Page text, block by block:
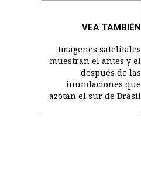
VEA TAMBIÉN
Imágenes satelitales
muestran el antes y el
después de las
inundaciones que
azotan el sur de Brasil